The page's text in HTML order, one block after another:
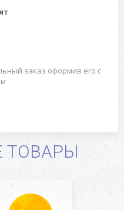
заказ оформив его с
ТОВАРЫ